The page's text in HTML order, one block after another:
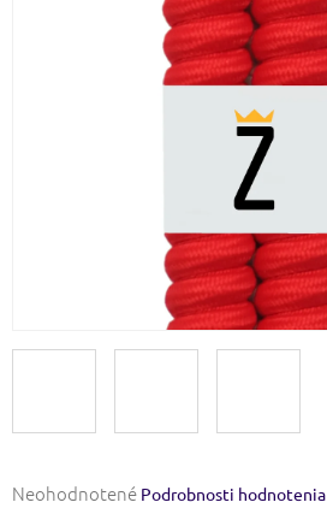
Priemerné
Neohodnotené Podrobnosti hodnotenia